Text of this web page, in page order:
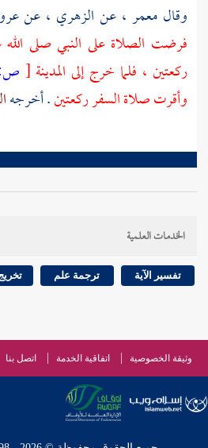
وقالمعمر ، عن الزهري ، عن
فرضت الصلاة على النبي صلى
ركعتين ، فلما خرج إلى المدينة [
وأقرت صلاة السفر ركعتين. أخرجه
الخدمات العلمية
تفسير الآية ترجمة علم
وثيقة الخصوصية اتفاقية الخدمة اتصل بنا